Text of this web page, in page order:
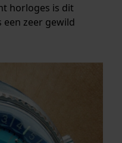
horloges is dit
zeer gewild